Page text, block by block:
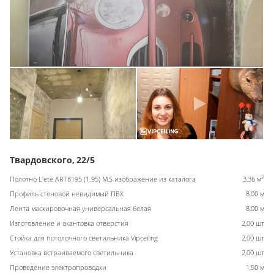
Твардовского, 22/5
Полотно L'ete ART8195 (1.95) M,S изображение из каталога 3,36 м2
Профиль стеновой невидимый ПВХ
8,00 м
Лента маскировочная универсальная белая
8,00 м
Изготовление и окантовка отверстия
2,00 шт
Стойка для потолочного светильника Vipceiling
2,00 шт
Установка встраиваемого светильника
2,00 шт
Проведение электропроводки
1,50 м